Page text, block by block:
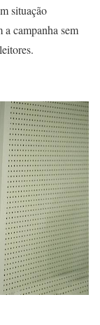
situação
campanha sem